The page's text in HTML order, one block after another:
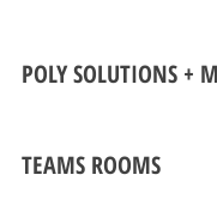
POLY SOLUTIONS +
TEAMS ROOMS